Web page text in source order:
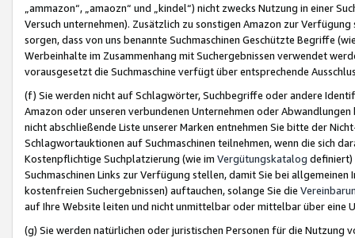
„ammazon“, „amaozn“ und „kindel“) nicht zwecks Nutzung in einer
Versuch unternehmen). Zusätzlich zu sonstigen Amazon zur
sorgen, dass von uns benannte Suchmaschinen Geschützte Begriffe
Werbeinhalte im Zusammenhang mit Suchergebnissen verwendet
vorausgesetzt die Suchmaschine verfügt über entsprechende
(f) Sie werden nicht auf Schlagwörter, Suchbegriffe oder andere
Amazon oder unseren verbundenen Unternehmen oder
nicht abschließende Liste unserer Marken entnehmen Sie bitte der
Schlagwortauktionen auf Suchmaschinen teilnehmen, wenn die sich
Kostenpflichtige Suchplatzierung (wie im Vergütungskatalog definiert)
Suchmaschinen Links zur Verfügung stellen, damit Sie bei
kostenfreien Suchergebnissen) auftauchen, solange Sie die
auf Ihre Website leiten und nicht unmittelbar oder mittelbar über eine
(g) Sie werden natürlichen oder juristischen Personen für die Nutzung